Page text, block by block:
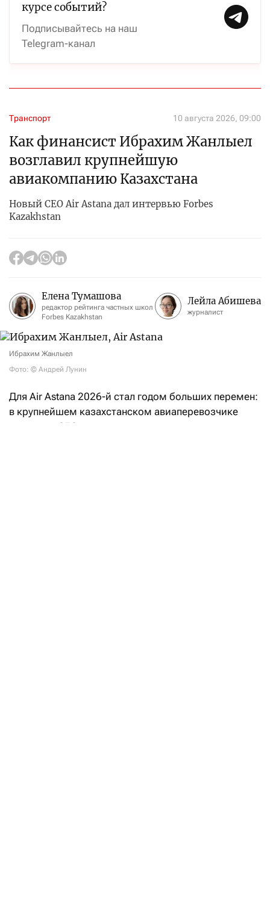
курсе событий?
Подписывайтесь на наш
Telegram-канал
Транспорт 10 августа 2026, 09:00
Как финансист Ибрахим Жанлыел
возглавил крупнейшую
авиакомпанию Казахстана
Новый CEO Air Astana дал интервью Forbes
Kazakhstan
Елена Тумашова
редактор рейтинга частных школ
Forbes Kazakhstan
Лейла Абишева
журналист
Ибрахим Жанлыел
Фото: © Андрей Лунин
Для Air Astana 2026-й стал годом больших перемен:
в крупнейшем казахстанском авиаперевозчике
сменился CEO — впервые за два десятка лет.